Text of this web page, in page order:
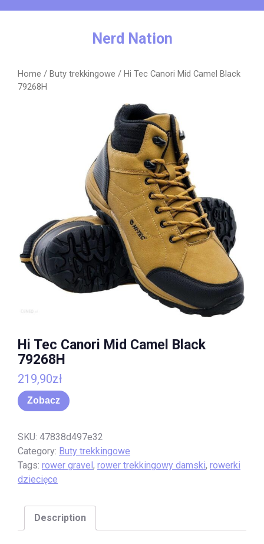
Nerd Nation
Home / Buty trekkingowe / Hi Tec Canori Mid Camel Black
79268H
Hi Tec Canori Mid Camel Black
79268H
219,90zł
Zobacz
SKU: 47838d497e32
Category: Buty trekkingowe
Tags: rower gravel , rower trekkingowy damski, rowerki
dziecięce
Description